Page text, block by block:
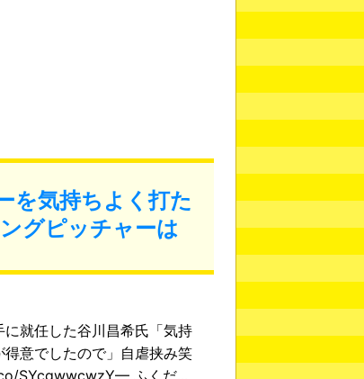
を気持ちよく打た
グピッチャーは
に就任した谷川昌希氏「気持
得意でしたので」自虐挟み笑
SYcgwwcwzY— ふくだ...